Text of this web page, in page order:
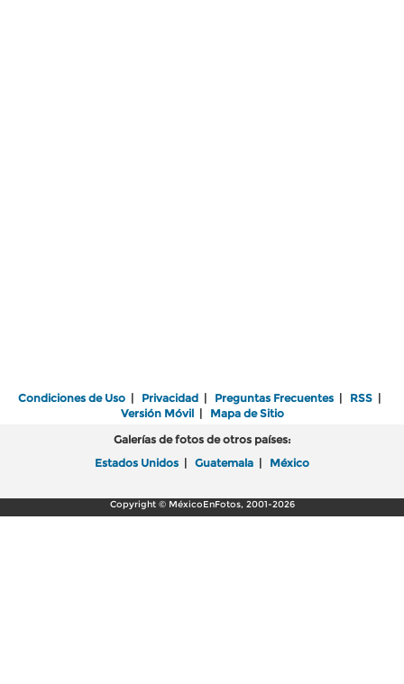
Condiciones de Uso | Privacidad | Preguntas Frecuentes | RSS |
Versión Móvil| Mapa de Sitio
Galerías de fotos de otros países:
Estados Unidos | Guatemala | México
Copyright © MéxicoEnFotos, 2001-2026